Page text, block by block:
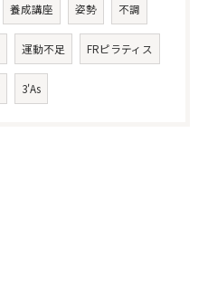
養成講座 姿勢 不調
運動不足 FRピラティス
3'As